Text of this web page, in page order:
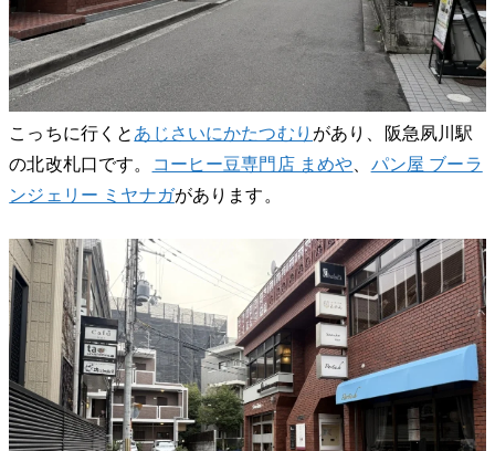
こっちに行くと あじさいにかたつむり があり、阪急夙川駅
の北改札口です。
コーヒー豆専門店 まめや
パン屋 ブーラ
ンジェリー ミヤナガがあります。